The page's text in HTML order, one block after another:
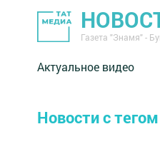
Газета "Знамя" -
Актуальное видео
Новости с